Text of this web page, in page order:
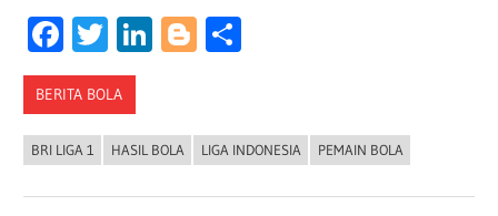
Facebook
Twitter
LinkedIn
Blogger
BERITA BOLA
BRI LIGA 1 HASIL BOLA LIGA INDONESIA PEMAIN BOLA